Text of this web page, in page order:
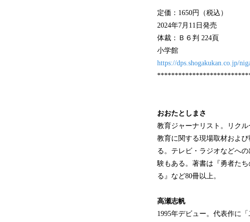
定価：1650円（税込）
2024年7月11日発売
体裁：Ｂ６判 224頁
小学館
https://dps.shogakukan.co.jp/
おおたとしまさ
教育ジャーナリスト。リク
教育に関する現場取材およ
る。テレビ・ラジオなどへ
験もある。著書は『勇者た
る』など80冊以上。
高瀬志帆
1995年デビュー。代表作に